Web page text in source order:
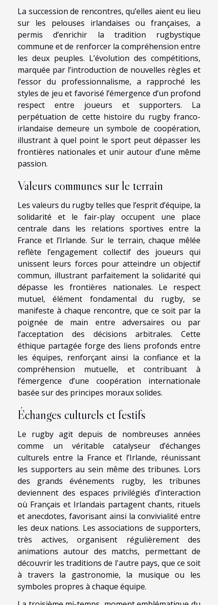
La succession de rencontres, qu’elles aient eu lieu
sur les pelouses irlandaises ou françaises, a
permis d’enrichir la tradition rugbystique
commune et de renforcer la compréhension entre
les deux peuples. L’évolution des compétitions,
marquée par l’introduction de nouvelles règles et
l’essor du professionnalisme, a rapproché les
styles de jeu et favorisé l’émergence d’un profond
respect entre joueurs et supporters. La
perpétuation de cette histoire du rugby franco-
irlandaise demeure un symbole de coopération,
illustrant à quel point le sport peut dépasser les
frontières nationales et unir autour d’une même
passion.
Valeurs communes sur le terrain
Les valeurs du rugby telles que l’esprit d’équipe, la
solidarité et le fair-play occupent une place
centrale dans les relations sportives entre la
France et l’Irlande. Sur le terrain, chaque mêlée
reflète l’engagement collectif des joueurs qui
unissent leurs forces pour atteindre un objectif
commun, illustrant parfaitement la solidarité qui
dépasse les frontières nationales. Le respect
mutuel, élément fondamental du rugby, se
manifeste à chaque rencontre, que ce soit par la
poignée de main entre adversaires ou par
l’acceptation des décisions arbitrales. Cette
éthique partagée forge des liens profonds entre
les équipes, renforçant ainsi la confiance et la
compréhension mutuelle, et contribuant à
l’émergence d’une coopération internationale
basée sur des principes moraux solides.
Échanges culturels et festifs
Le rugby agit depuis de nombreuses années
comme un véritable catalyseur d’échanges
culturels entre la France et l’Irlande, réunissant
les supporters au sein même des tribunes. Lors
des grands événements rugby, les tribunes
deviennent des espaces privilégiés d’interaction
où Français et Irlandais partagent chants, rituels
et anecdotes, favorisant ainsi la convivialité entre
les deux nations. Les associations de supporters,
très actives, organisent régulièrement des
animations autour des matchs, permettant de
découvrir les traditions de l'autre pays, que ce soit
à travers la gastronomie, la musique ou les
symboles propres à chaque équipe.